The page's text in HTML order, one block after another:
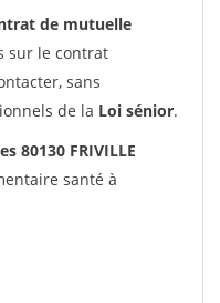
de mutuelle
sur le contrat
sans
de la Loi sénior.
80130 FRIVILLE
santé à